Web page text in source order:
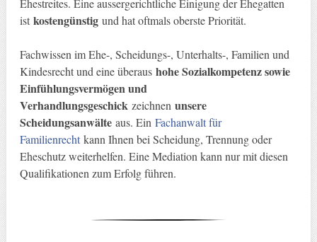
Ehestreites. Eine aussergerichtliche Einigung der Ehegatten
ist kostengünstigund hat oftmals oberste Priorität.
Fachwissen im Ehe-, Scheidungs-, Unterhalts-, Familien und
Kindesrecht und eine überaus hohe Sozialkompetenz sowie
Einfühlungsvermögen und
Verhandlungsgeschick zeichnen unsere
Scheidungsanwälte aus. Ein Fachanwalt für
Familienrechtkann Ihnen bei Scheidung, Trennung oder
Eheschutz weiterhelfen. Eine Mediation kann nur mit diesen
Qualifikationen zum Erfolg führen.